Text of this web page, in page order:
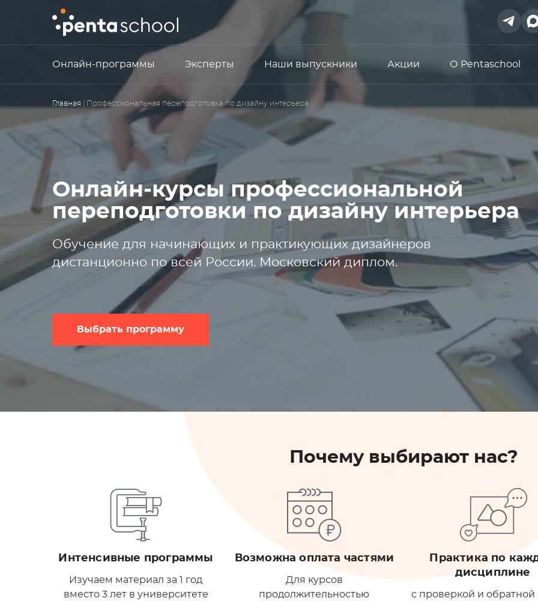
Онлайн-программы Эксперты Наши выпускники Акции О Pentaschool
Главная | Профессиональная переподготовка по дизайну интерьера
Онлайн-курсы профессиональной
переподготовки по дизайну интерьера
Обучение для начинающих и практикующих дизайнеров
дистанционно по всей России. Московский диплом.
Выбрать программу
Почему выбирают нас?
Интенсивные программы
Изучаем материал за 1 год
вместо 3 лет в университете
Возможна оплата частями
Для курсов
продолжительностью
Практика по
дисциплине
с проверкой и обратной